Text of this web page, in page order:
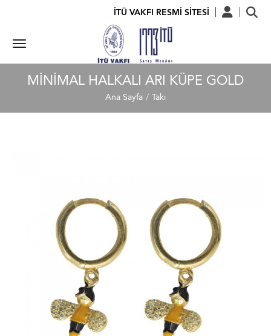
İTÜ VAKFI RESMİ SİTESİ
MINIMAL HALKALI ARI KÜPE GOLD
Ana Sayfa Takı